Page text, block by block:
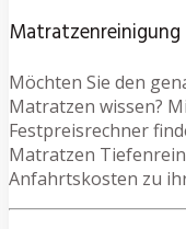
Matratzenreinigung
Möchten Sie den
Matratzen wissen?
Festpreisrechner
Matratzen
Anfahrtskosten zu